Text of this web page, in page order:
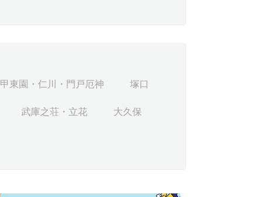
甲東園・仁川・門戸厄神 塚口
武庫之荘・立花 大久保